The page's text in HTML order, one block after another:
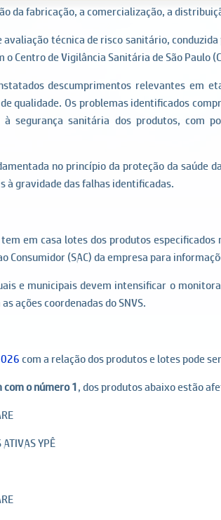
da fabricação, a comercialização, a
técnica de risco sanitário,
Centro de Vigilância Sanitária de São
descumprimentos relevantes em
qualidade. Os problemas identificados
segurança sanitária dos produtos, com
no princípio da proteção da saúde
à gravidade das falhas identificadas.
em casa lotes dos produtos especificados
Consumidor (SAC) da empresa para
e municipais devem intensificar o
ações coordenadas do SNVS.
com a relação dos produtos e lotes pode
o número 1, dos produtos abaixo estão
YPÊ